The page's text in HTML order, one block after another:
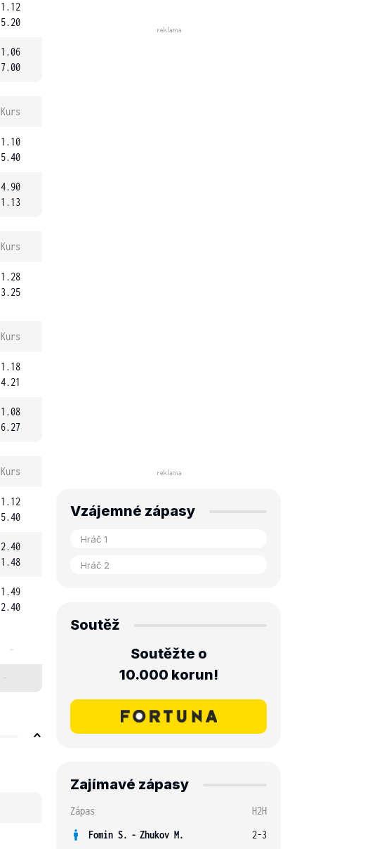
1.12
5.20
1.06
7.00
Kurs
1.10
5.40
4.90
1.13
Kurs
1.28
3.25
Kurs
1.18
4.21
1.08
6.27
Kurs
1.12
5.40
2.40
1.48
1.49
2.40
-
-
Vzájemné zápasy
Soutěž
Soutěžte o
10.000 korun!
Zajímavé zápasy
Zápas
H2H
Fomin S. - Zhukov M.
2-3